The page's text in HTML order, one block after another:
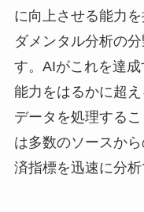
に向上させる能力
ダメンタル分析の
す。AIがこれを達
能力をはるかに超
データを処理する
は多数のソースか
済指標を迅速に分析